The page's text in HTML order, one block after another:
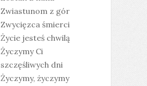
Zwiastunom z gór
Zwycięzca śmierci
Życie jesteś chwilą
Życzymy Ci
szczęśliwych dni
Życzymy, życzymy